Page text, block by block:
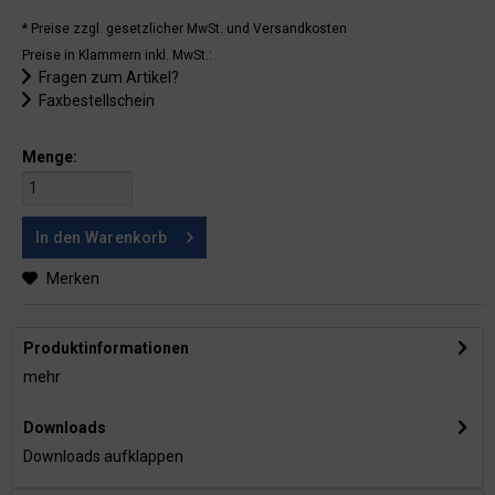
* Preise zzgl. gesetzlicher MwSt. und Versandkosten
Preise in Klammern inkl. MwSt.:
Fragen zum Artikel?
Faxbestellschein
Menge:
In den Warenkorb
Merken
Produktinformationen
mehr
Downloads
Downloads aufklappen